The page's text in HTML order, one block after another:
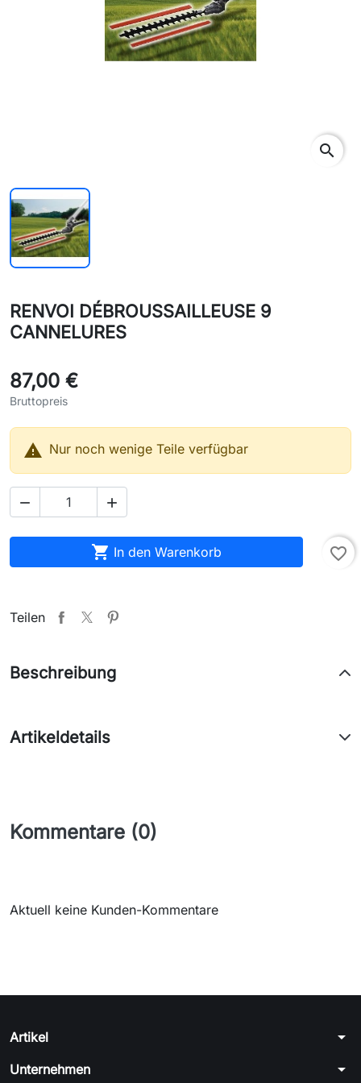
search
RENVOI DÉBROUSSAILLEUSE 9
CANNELURES
87,00 €
Bruttopreis
 Nur noch wenige Teile verfügbar
 
 In den Warenkorb favorite_border
Teilen
Beschreibung
Artikeldetails
Kommentare (0)
Aktuell keine Kunden-Kommentare
Artikel arrow_drop_down
Unternehmen arrow_drop_down